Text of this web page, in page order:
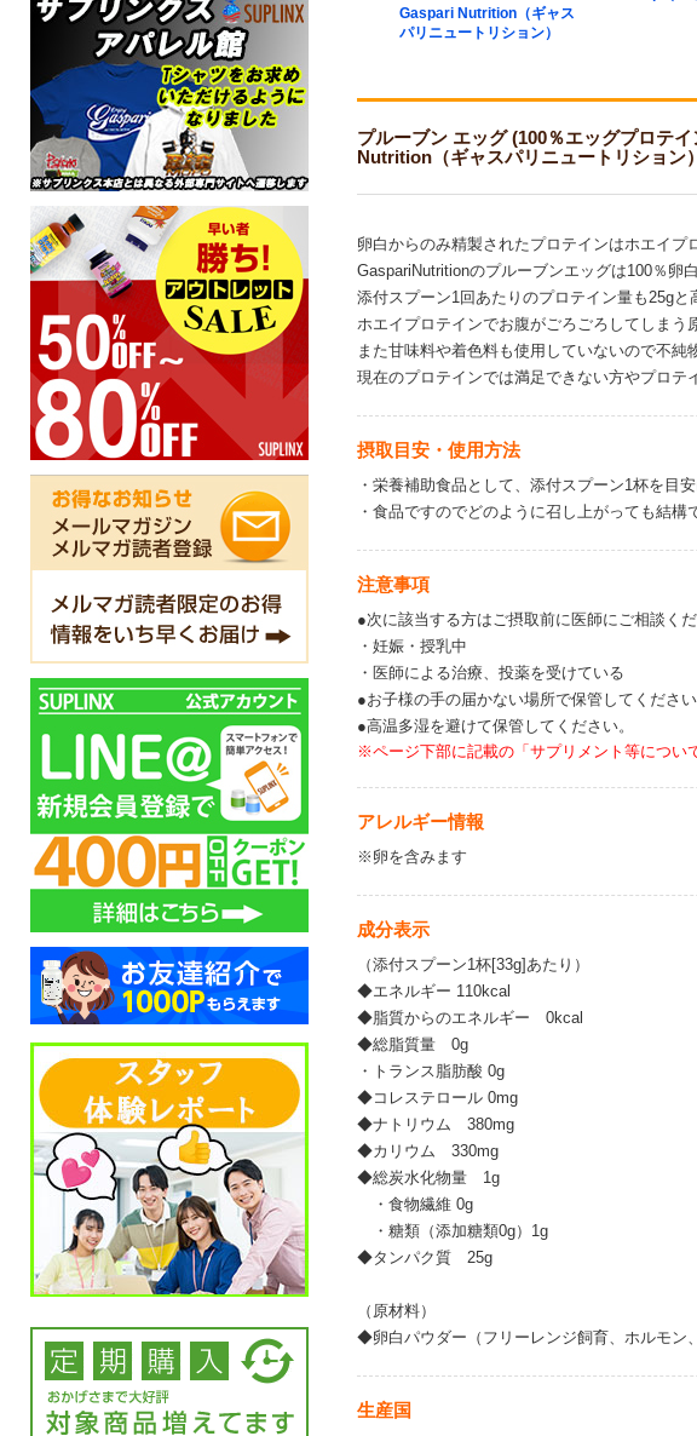
Grizzly Gummy（1回分）
Gaspari Nutrition （ギャス
パリニュートリション）
Gaspari Nutrition（ギャス
パリニュートリション）
プルーブン エッグ (100％エッグプロテ
Nutrition（ギャスパリニュートリション
卵白からのみ精製されたプロテインはホエイ
GaspariNutritionのプルーブンエッグは100％卵
添付スプーン1回あたりのプロテイン量も25gと
ホエイプロテインでお腹がごろごろしてしまう
また甘味料や着色料も使用していないので不純
現在のプロテインでは満足できない方やプロテ
摂取目安・使用方法
・栄養補助食品として、添付スプーン1杯を目
・食品ですのでどのように召し上がっても結
注意事項
●次に該当する方はご摂取前に医師にご相談く
・妊娠・授乳中
・医師による治療、投薬を受けている
●お子様の手の届かない場所で保管してください
●高温多湿を避けて保管してください。
※ページ下部に記載の「サプリメント等につい
アレルギー情報
※卵を含みます
成分表示
（添付スプーン1杯[33g]あたり）
◆エネルギー 110kcal
◆脂質からのエネルギー 0kcal
◆総脂質量 0g
・トランス脂肪酸 0g
◆コレステロール 0mg
◆ナトリウム 380mg
◆カリウム 330mg
◆総炭水化物量 1g
・食物繊維 0g
・糖類（添加糖類0g）1g
◆タンパク質 25g
（原材料）
◆卵白パウダー（フリーレンジ飼育、ホルモン
生産国